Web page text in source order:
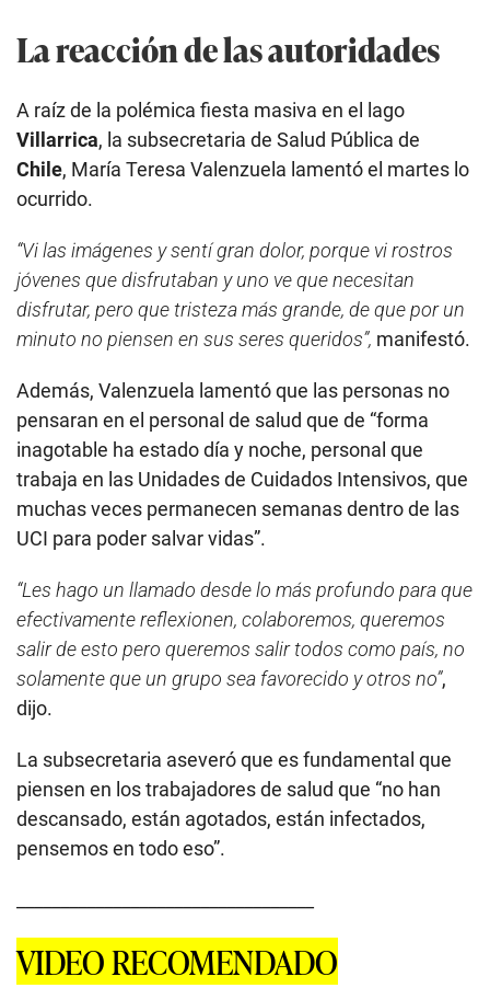
La reacción de las autoridades
A raíz de la polémica fiesta masiva en el lago
Villarrica, la subsecretaria de Salud Pública de
Chile, María Teresa Valenzuela lamentó el martes lo
ocurrido.
“Vi las imágenes y sentí gran dolor, porque vi rostros
jóvenes que disfrutaban y uno ve que necesitan
disfrutar, pero que tristeza más grande, de que por un
minuto no piensen en sus seres queridos”, manifestó.
Además, Valenzuela lamentó que las personas no
pensaran en el personal de salud que de “forma
inagotable ha estado día y noche, personal que
trabaja en las Unidades de Cuidados Intensivos, que
muchas veces permanecen semanas dentro de las
UCI para poder salvar vidas”.
“Les hago un llamado desde lo más profundo para que
efectivamente reflexionen, colaboremos, queremos
salir de esto pero queremos salir todos como país, no
solamente que un grupo sea favorecido y otros no”,
dijo.
La subsecretaria aseveró que es fundamental que
piensen en los trabajadores de salud que “no han
descansado, están agotados, están infectados,
pensemos en todo eso”.
VIDEO RECOMENDADO